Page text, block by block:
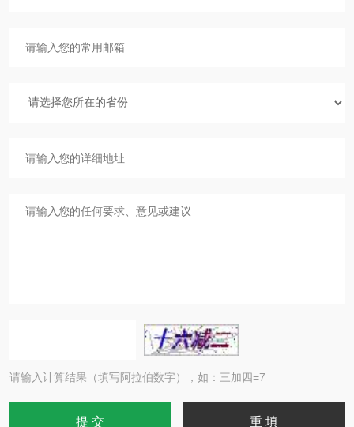
请输入计算结果（填写阿拉伯数字），如：三加四=7